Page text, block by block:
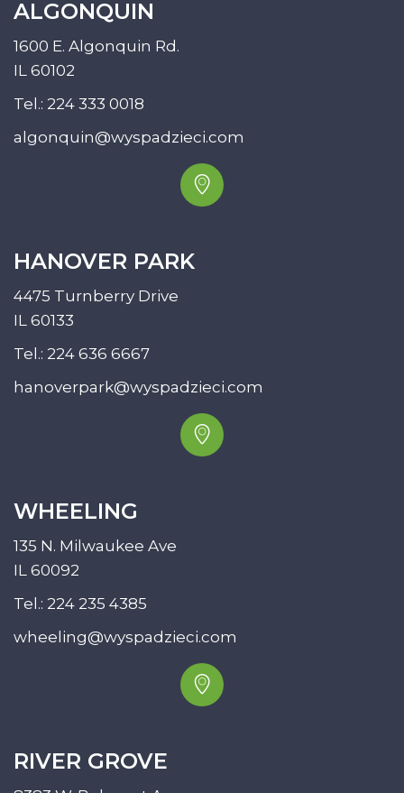
ALGONQUIN
1600 E. Algonquin Rd.
IL 60102
Tel.: 224 333 0018
algonquin@wyspadzieci.com
HANOVER PARK
4475 Turnberry Drive
IL 60133
Tel.: 224 636 6667
hanoverpark@wyspadzieci.com
WHEELING
135 N. Milwaukee Ave
IL 60092
Tel.: 224 235 4385
wheeling@wyspadzieci.com
RIVER GROVE